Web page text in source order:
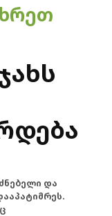
და